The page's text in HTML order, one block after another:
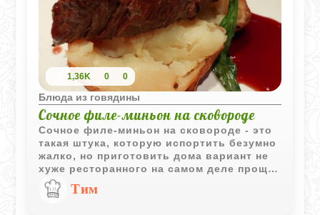
1,36K 0 0
Блюда из говядины
Сочное филе-миньон на сковороде
Сочное филе-миньон на сковороде - это
такая штука, которую испортить безумно
жалко, но приготовить дома вариант не
хуже ресторанного на самом деле проще,
чем кажется. Главное правило, которое
вообще нельзя нарушать - дать мясу
Тим